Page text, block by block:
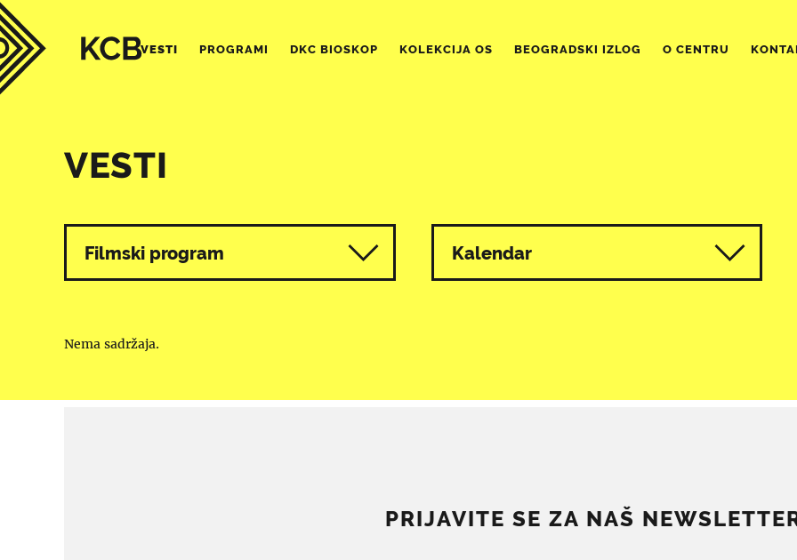
VESTI PROGRAMI DKC BIOSKOP KOLEKCIJA OS BEOGRADSKI IZLOG O CENTRU
VESTI
Svi programi
Filmski program Kalendar
Nema sadržaja.
PRIJAVITE SE ZA NAŠ